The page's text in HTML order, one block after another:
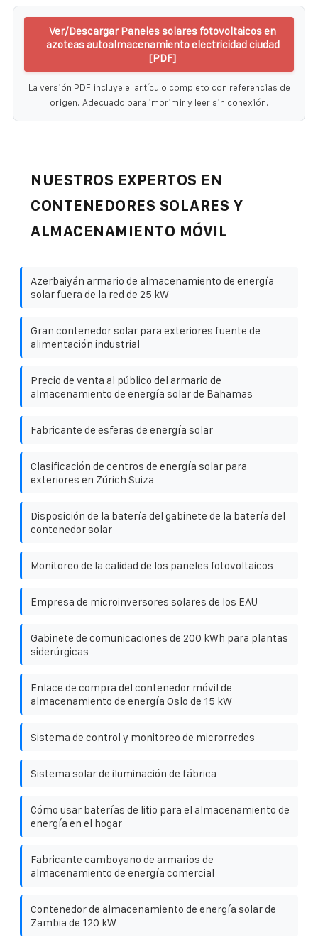
Ver/Descargar Paneles solares fotovoltaicos en
azoteas autoalmacenamiento electricidad ciudad
[PDF]
La versión PDF incluye el artículo completo con referencias de
origen. Adecuado para imprimir y leer sin conexión.
NUESTROS EXPERTOS EN
CONTENEDORES SOLARES Y
ALMACENAMIENTO MÓVIL
Azerbaiyán armario de almacenamiento de energía
solar fuera de la red de 25 kW
Gran contenedor solar para exteriores fuente de
alimentación industrial
Precio de venta al público del armario de
almacenamiento de energía solar de Bahamas
Fabricante de esferas de energía solar
Clasificación de centros de energía solar para
exteriores en Zúrich Suiza
Disposición de la batería del gabinete de la batería del
contenedor solar
Monitoreo de la calidad de los paneles fotovoltaicos
Empresa de microinversores solares de los EAU
Gabinete de comunicaciones de 200 kWh para plantas
siderúrgicas
Enlace de compra del contenedor móvil de
almacenamiento de energía Oslo de 15 kW
Sistema de control y monitoreo de microrredes
Sistema solar de iluminación de fábrica
Cómo usar baterías de litio para el almacenamiento de
energía en el hogar
Fabricante camboyano de armarios de
almacenamiento de energía comercial
Contenedor de almacenamiento de energía solar de
Zambia de 120 kW